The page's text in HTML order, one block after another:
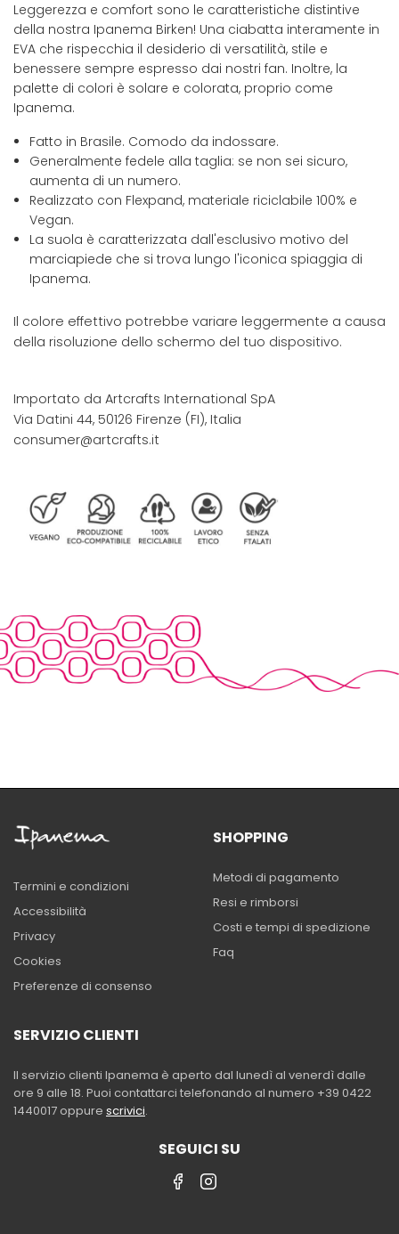
Leggerezza e comfort sono le caratteristiche distintive
della nostra Ipanema Birken! Una ciabatta interamente in
EVA che rispecchia il desiderio di versatilità, stile e
benessere sempre espresso dai nostri fan. Inoltre, la
palette di colori è solare e colorata, proprio come
Ipanema.
Fatto in Brasile. Comodo da indossare.
Generalmente fedele alla taglia: se non sei sicuro,
aumenta di un numero.
Realizzato con Flexpand, materiale riciclabile 100% e
Vegan.
La suola è caratterizzata dall'esclusivo motivo del
marciapiede che si trova lungo l'iconica spiaggia di
Ipanema.
Il colore effettivo potrebbe variare leggermente a causa
della risoluzione dello schermo del tuo dispositivo.
Importato da Artcrafts International SpA
Via Datini 44, 50126 Firenze (FI), Italia
consumer@artcrafts.it
Termini e condizioni
Accessibilità
Privacy
Cookies
Preferenze di consenso
SHOPPING
Metodi di pagamento
Resi e rimborsi
Costi e tempi di spedizione
Faq
SERVIZIO CLIENTI
Il servizio clienti Ipanema è aperto dal lunedì al venerdì dalle
ore 9 alle 18. Puoi contattarci telefonando al numero +39 0422
1440017 oppure scrivici.
SEGUICI SU